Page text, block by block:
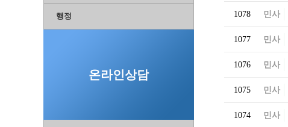
행정
온라인상담
1078 민사
1077 민사
1076 민사
1075 민사
1074 민사